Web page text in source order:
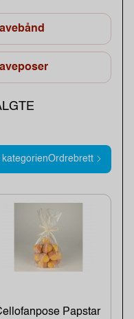
kategorienOrdrebrett
Papstar